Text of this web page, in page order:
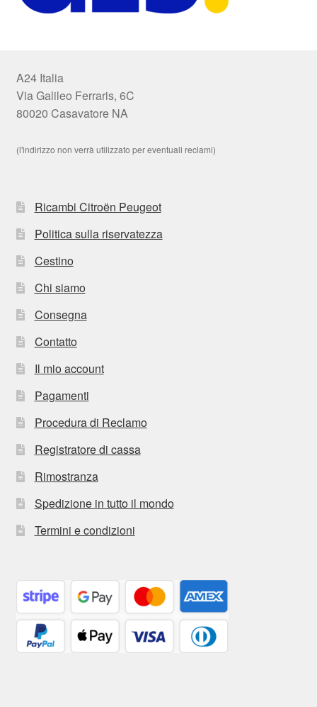
A24 Italia
Via Galileo Ferraris, 6C
80020 Casavatore NA
(l'indirizzo non verrà utilizzato per eventuali reclami)
Ricambi Citroën Peugeot
Politica sulla riservatezza
Cestino
Chi siamo
Consegna
Contatto
Il mio account
Pagamenti
Procedura di Reclamo
Registratore di cassa
Rimostranza
Spedizione in tutto il mondo
Termini e condizioni